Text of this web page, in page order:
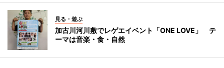
見る・遊ぶ
加古川河川敷でレゲエイベント「ONE LOVE」 テ
ーマは音楽・食・自然